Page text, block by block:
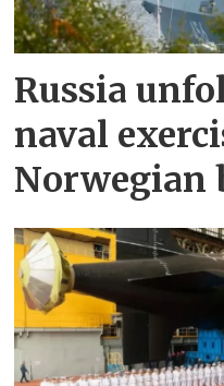
Russia
naval
Norwegian